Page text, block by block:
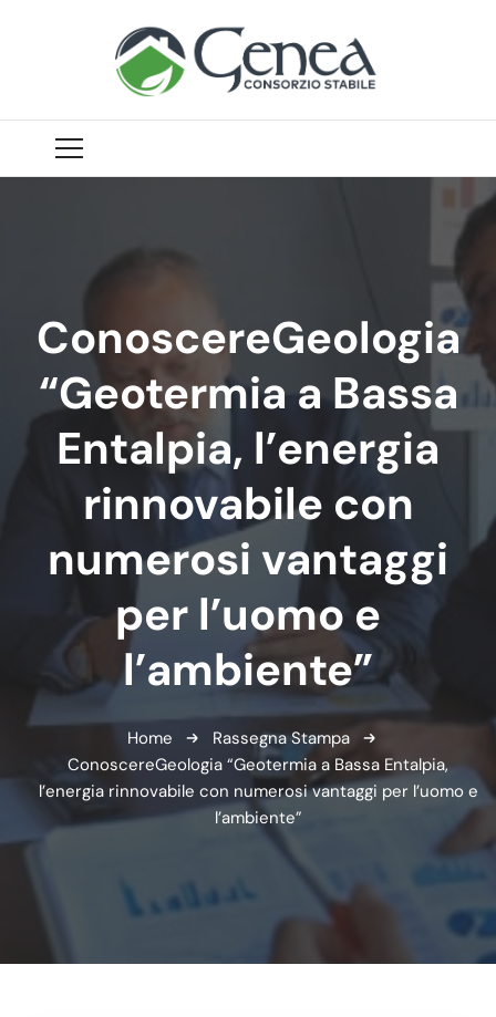
ConoscereGeologia
“Geotermia a Bassa
Entalpia, l’energia
rinnovabile con
numerosi vantaggi
per l’uomo e
l’ambiente”
Home
Rassegna Stampa
ConoscereGeologia “Geotermia a Bassa Entalpia,
l’energia rinnovabile con numerosi vantaggi per l’uomo e
l’ambiente”